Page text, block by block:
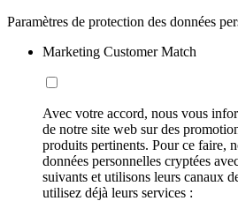
Paramètres de protection des données
Marketing Customer Match
Avec votre accord, nous vous
de notre site web sur des
produits pertinents. Pour ce faire,
données personnelles cryptées
suivants et utilisons leurs canaux
utilisez déjà leurs services :